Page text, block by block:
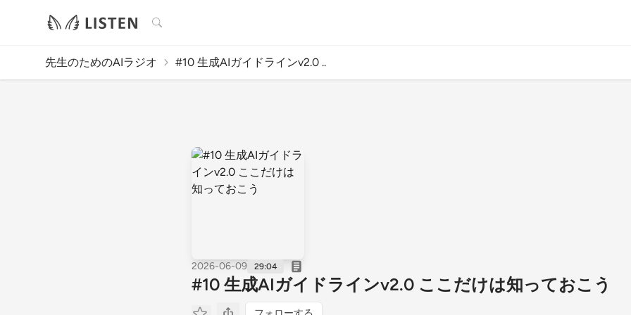
検索
先生のためのAIラジオ #10 生成AIガイドラインv2.0 ..
2026-06-09 29:04
#10 生成AIガイドラインv2.0 ここだけは知っておこう